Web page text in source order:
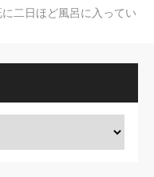
二日ほど風呂に入ってい